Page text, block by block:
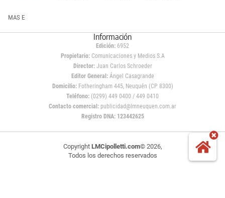
MAS E
Información
Edición: 6952
Propietario:Comunicaciones y Medios S.A
Director: Juan Carlos Schroeder
Editor General:Ángel Casagrande
Domicilio:Fotheringham 445, Neuquén (CP 8300)
Teléfono: (0299) 449 0400 / 449 0410
Contacto comercial: publicidad@lmneuquen.com.ar
Registro DNA: 123442625
Copyright LMCipolletti.com© 2026,
Todos los derechos reservados